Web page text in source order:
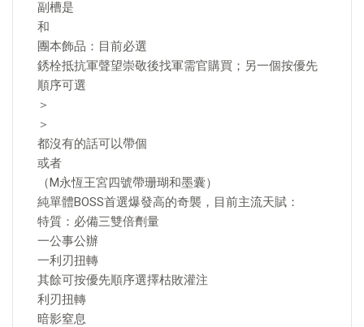
副槽是
和
團本飾品：目前必選
銹栓抵抗軍聲望崇敬後找軍需官購買；另一個按優先
順序可選
＞
＞
都沒有的話可以帶個
或者
（M永恆王宮四號帶珊瑚和墨囊）
純單體BOSS首選爆發高的奇襲，目前主流天賦：
特質：必備三雙倍劑量
一公事公辦
一利刃扭轉
其餘可按優先順序選擇枯敗灌注
利刃扭轉
暗影窒息